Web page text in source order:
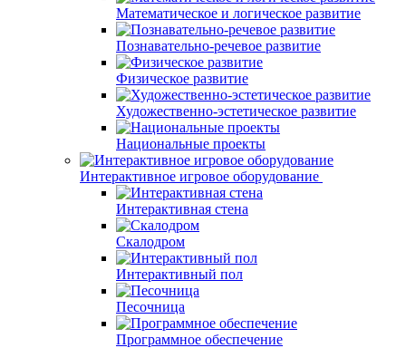
Математическое и логическое развитие
Познавательно-речевое развитие
Физическое развитие
Художественно-эстетическое развитие
Национальные проекты
Интерактивное игровое оборудование
Интерактивная стена
Скалодром
Интерактивный пол
Песочница
Программное обеспечение